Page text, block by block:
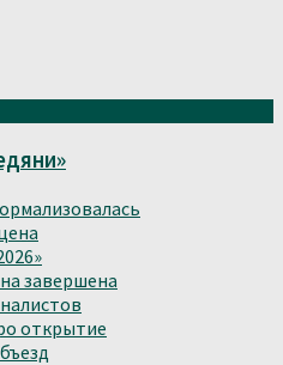
завершена
открытие